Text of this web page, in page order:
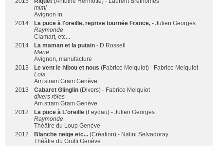
mimi
Avignon in
2014
La puce à l'oreille, reprise tournée France, - Julien Georges
Raymonde
Clamart, etc...
2014
La maman et la putain - D.Rossell
Marie
Avignon, manufacture
2013
Le vent le hibou et nous (Fabrice Melquiot) - Fabrice Melquiot
Lola
Am stram Gram Genève
2013
Cabaret Glinglin (Divers) - Fabrice Melquiot
divers rôles
Am stram Gram Genève
2012
La puce à L'oreille (Feydau) - Julien Georges
Raymonde
Théâtre du Loup Genève
2012
Blanche neige etc... (Création) - Nalini Selvadoray
Théâtre du Grütli Genève